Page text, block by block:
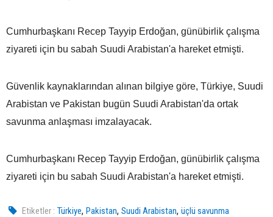
Cumhurbaşkanı Recep Tayyip Erdoğan, günübirlik çalışma
ziyareti için bu sabah Suudi Arabistan'a hareket etmişti.
Güvenlik kaynaklarından alınan bilgiye göre, Türkiye, Suudi
Arabistan ve Pakistan bugün Suudi Arabistan'da ortak
savunma anlaşması imzalayacak.
Cumhurbaşkanı Recep Tayyip Erdoğan, günübirlik çalışma
ziyareti için bu sabah Suudi Arabistan'a hareket etmişti.
Etiketler : Türkiye,Pakistan,Suudi Arabistan,üçlü savunma